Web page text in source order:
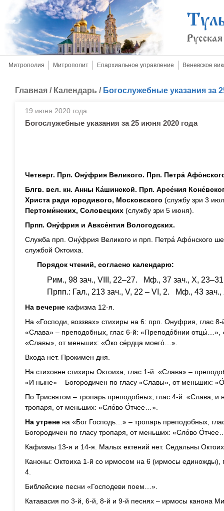
Митрополия Митрополит Епархиальное управление Веневское
Главная / Календарь / Богослужебные указания за
19 июня 2020 года.
Богослужебные указания за 25 июня 2020 года
Четверг. Прп. Ону́фрия Великого. Прп. Петра́
Блгв. вел. кн. Анны Ка́шинской. Прп. Арсе́ния
Христа ради юродивого, Московского (службу зри 3
Пертоми́нских, Соловецких (службу зри 5 июня).
Прпп. Ону́фрия и Авксе́нтия Вологодских.
Служба прп. Ону́фрия Великого и прп. Петра́ Афо́нского
службой Октоиха.
Порядок чтений, согласно календарю:
Рим., 98 зач., VIII, 22–27. Мф., 37 зач., X,
Прпп.: Гал., 213 зач., V, 22 – VI, 2. Мф., 43 зач.,
На вечерне кафизма 12-я.
На «Господи, воззвах» стихиры на 6: прп. Онуфрия, глас
«Слава» – преподобных, глас 6-й: «Преподо́бнии отцы́…»,
«Славы», от меньших: «О́ко се́рдца моего́…».
Входа нет. Прокимен дня.
На стиховне стихиры Октоиха, глас 1-й. «Слава» –
«И ныне» – Богородичен по гласу «Славы», от меньших:
По Трисвятом – тропарь преподобных, глас 4-й. «Слава, и
тропаря, от меньших: «Сло́во О́тчее…».
На утрене на «Бог Господь…» – тропарь преподобных,
Богородичен по гласу тропаря, от меньших: «Сло́во
Кафизмы 13-я и 14-я. Малых ектений нет. Седальны
Каноны: Октоиха 1-й со ирмосом на 6 (ирмосы
4.
Библейские песни «Господеви поем…».
Катавасия по 3-й, 6-й, 8-й и 9-й песнях – ирмосы канона